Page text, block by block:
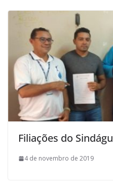
Filiações do
4 de novembro de 2019